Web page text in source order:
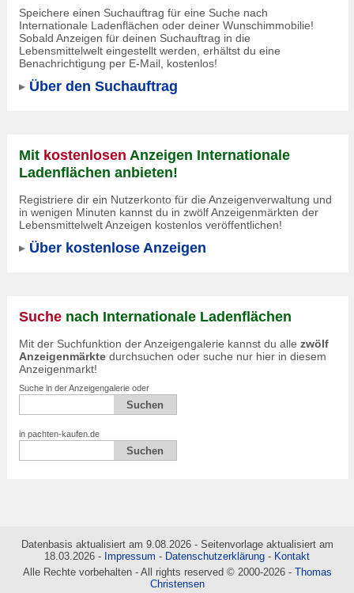
Speichere einen Suchauftrag für eine Suche nach
Internationale Ladenflächen oder deiner Wunschimmobilie!
Sobald Anzeigen für deinen Suchauftrag in die
Lebensmittelwelt eingestellt werden, erhältst du eine
Benachrichtigung per E-Mail, kostenlos!
Über den Suchauftrag
Mit kostenlosen Anzeigen Internationale
Ladenflächen anbieten!
Registriere dir ein Nutzerkonto für die Anzeigenverwaltung und
in wenigen Minuten kannst du in zwölf Anzeigenmärkten der
Lebensmittelwelt Anzeigen kostenlos veröffentlichen!
Über kostenlose Anzeigen
Suche nach Internationale Ladenflächen
Mit der Suchfunktion der Anzeigengalerie kannst du alle zwölf
Anzeigenmärkte durchsuchen oder suche nur hier in diesem
Anzeigenmarkt!
Suche in der Anzeigengalerie oder
in pachten-kaufen.de
Datenbasis aktualisiert am 9.08.2026 - Seitenvorlage aktualisiert am
18.03.2026 - Impressum - Datenschutzerklärung - Kontakt
Alle Rechte vorbehalten - All rights reserved © 2000-2026 - Thomas
Christensen